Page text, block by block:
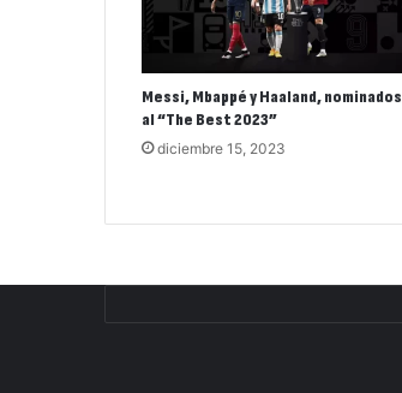
Messi, Mbappé y Haaland, nominados
al “The Best 2023”
diciembre 15, 2023